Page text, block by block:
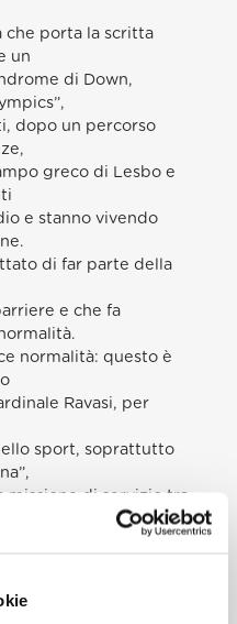
che porta la scritta
un
di Down,
dopo un percorso
greco di Lesbo e
e stanno vivendo
di far parte della
e che fa
normalità: questo è
Ravasi, per
sport, soprattutto
missione di servizio tra
ragione incoraggio